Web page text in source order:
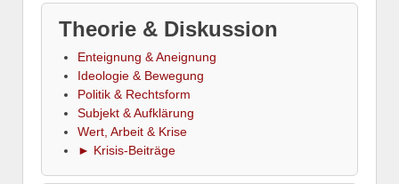
Theorie & Diskussion
Enteignung & Aneignung
Ideologie & Bewegung
Politik & Rechtsform
Subjekt & Aufklärung
Wert, Arbeit & Krise
► Krisis-Beiträge